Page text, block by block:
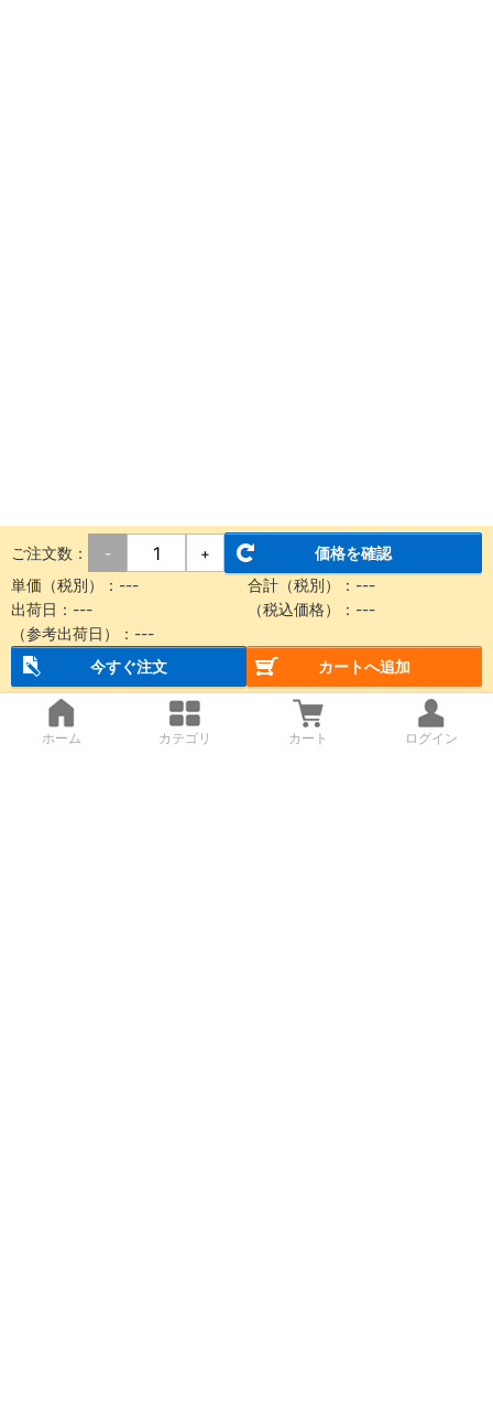
ご注文数： - +
価格を確認
単価（税別）： --- 合計（税別）： ---
出荷日： --- （税込価格）： ---
（参考出荷日）： ---
今すぐ注文
カートへ追加
ホーム カテゴリ カート ログイン